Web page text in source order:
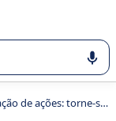
software
Avaliação de ações: torne-se um especialista em logística com nossos 7 métodos